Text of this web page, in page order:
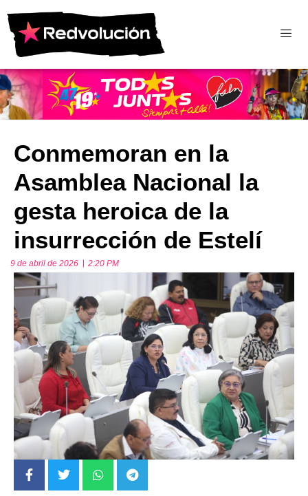
Conmemoran en la
Asamblea Nacional la
gesta heroica de la
insurrección de Estelí
9 de abril de 2026 2:20 PM